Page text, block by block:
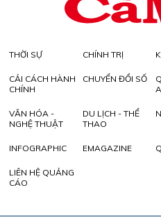
THỜI SỰ CHÍNH TRỊ
CẢI CÁCH HÀNH
CHÍNH
CHUYỂN ĐỔI SỐ
VĂN HÓA -
NGHỆ THUẬT
DU LỊCH - THỂ
THAO
INFOGRAPHIC EMAGAZINE
LIÊN HỆ QUẢNG
CÁO